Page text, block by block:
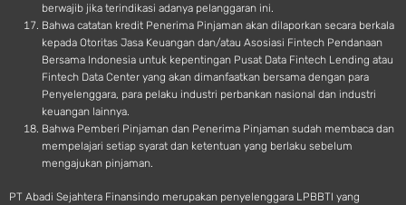
berwajib jika terindikasi adanya pelanggaran ini.
Bahwa catatan kredit Penerima Pinjaman akan dilaporkan secara berkala
kepada Otoritas Jasa Keuangan dan/atau Asosiasi Fintech Pendanaan
Bersama Indonesia untuk kepentingan Pusat Data Fintech Lending atau
Fintech Data Center yang akan dimanfaatkan bersama dengan para
Penyelenggara, para pelaku industri perbankan nasional dan industri
keuangan lainnya.
Bahwa Pemberi Pinjaman dan Penerima Pinjaman sudah membaca dan
mempelajari setiap syarat dan ketentuan yang berlaku sebelum
mengajukan pinjaman.
PT Abadi Sejahtera Finansindo merupakan penyelenggara LPBBTI yang